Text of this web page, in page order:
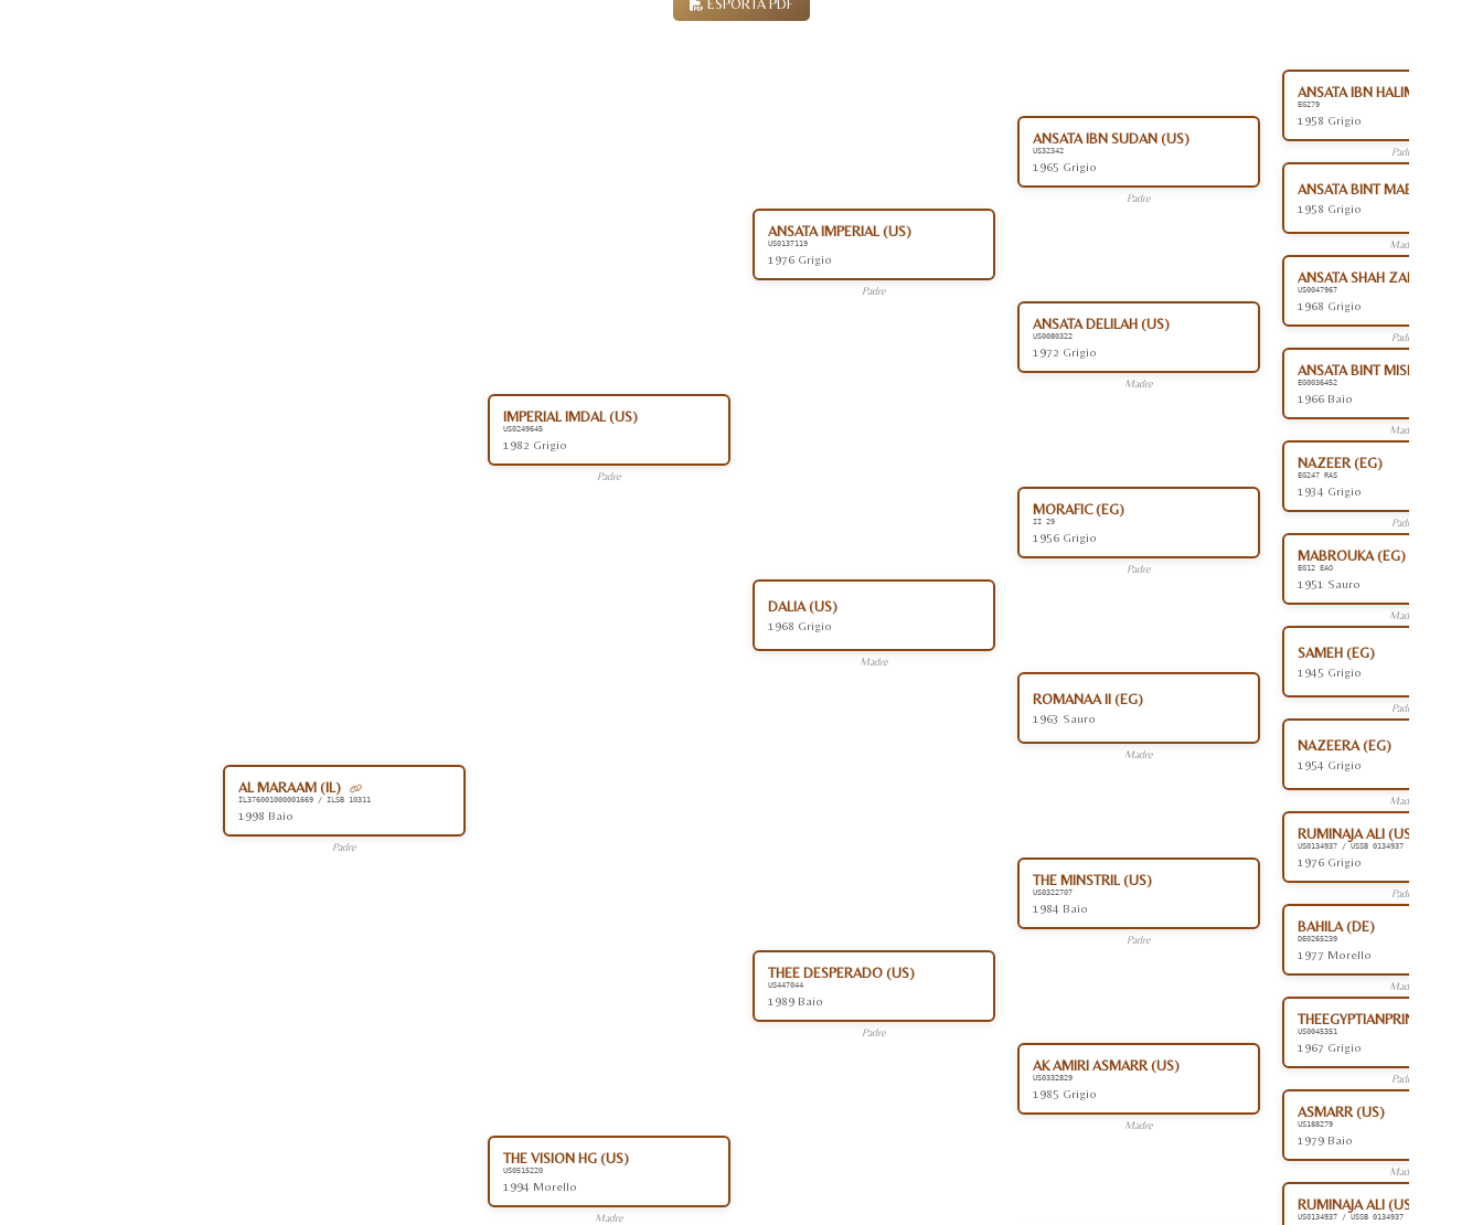
ESPORTA PDF
AL MARAAM (IL)
IL376001000001669 / ILSB 10311
1998 Baio
Padre
IMPERIAL IMDAL (US)
US0249645
1982 Grigio
Padre
ANSATA IMPERIAL (US)
US0137119
1976 Grigio
Padre
ANSATA IBN SUDAN (US)
US32342
1965 Grigio
Padre
ANSATA IBN HALIMA (EG)
EG279
1958 Grigio
Padre
ANSATA BINT MABROUKA
1958 Grigio
Madre
ANSATA DELILAH (US)
US0080322
1972 Grigio
Madre
ANSATA SHAH ZAMAN (US)
US0047967
1968 Grigio
Padre
ANSATA BINT MISR (EG)
EG0036452
1966 Baio
Madre
DALIA (US)
1968 Grigio
Madre
MORAFIC (EG)
II 29
1956 Grigio
Padre
NAZEER (EG)
EG247 RAS
1934 Grigio
Padre
MABROUKA (EG)
EG12 EAO
1951 Sauro
Madre
ROMANAA II (EG)
1963 Sauro
Madre
SAMEH (EG)
1945 Grigio
Padre
NAZEERA (EG)
1954 Grigio
Madre
THE VISION HG (US)
US0515220
1994 Morello
Madre
THEE DESPERADO (US)
US447044
1989 Baio
Padre
THE MINSTRIL (US)
US0322707
1984 Baio
Padre
RUMINAJA ALI (US)
US0134937 / USSB 0134937
1976 Grigio
Padre
BAHILA (DE)
DE0265239
1977 Morello
Madre
AK AMIRI ASMARR (US)
US0332829
1985 Grigio
Madre
THEEGYPTIANPRINCE (US)
US0045351
1967 Grigio
Padre
ASMARR (US)
US188279
1979 Baio
Madre
RUMINAJA ALI (US)
US0134937 / USSB 0134937